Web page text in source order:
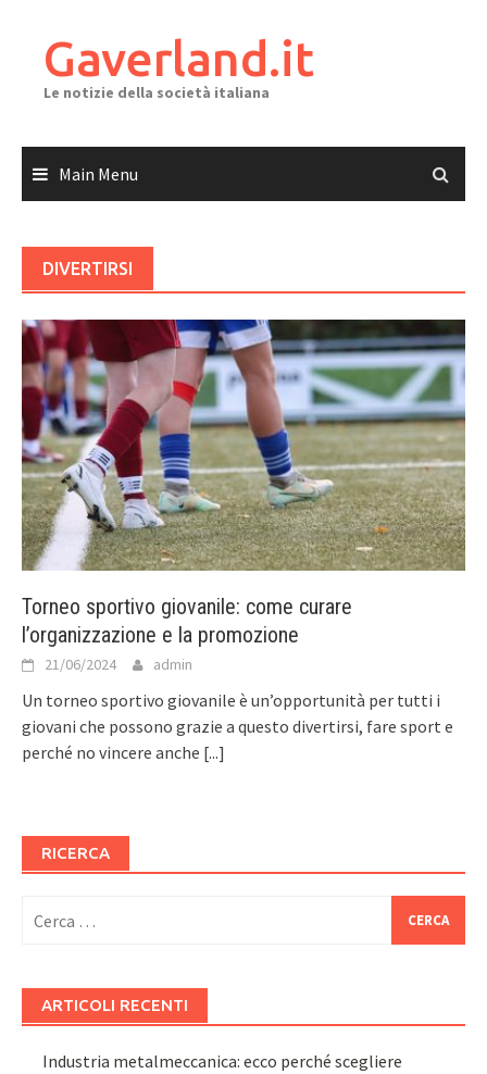
contentGaverland.it
Le notizie della società italiana
Main Menu
DIVERTIRSI
Torneo sportivo giovanile: come curare
l’organizzazione e la promozione
21/06/2024 admin
Un torneo sportivo giovanile è un’opportunità per tutti i
giovani che possono grazie a questo divertirsi, fare sport e
perché no vincere anche [...]
RICERCA
per:
ARTICOLI RECENTI
Industria metalmeccanica: ecco perché scegliere